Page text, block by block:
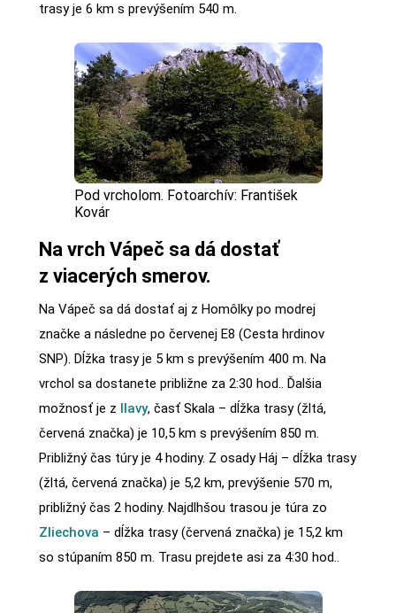
trasy je 6 km s prevýšením 540 m.
Pod vrcholom. Fotoarchív: František
Kovár
Na vrch Vápeč sa dá dostať
z viacerých smerov.
Na Vápeč sa dá dostať aj z Homôlky po modrej
značke a následne po červenej E8 (Cesta hrdinov
SNP). Dĺžka trasy je 5 km s prevýšením 400 m. Na
vrchol sa dostanete približne za 2:30 hod.. Ďalšia
možnosť je z Ilavy, časť Skala – dĺžka trasy (žltá,
červená značka) je 10,5 km s prevýšením 850 m.
Približný čas túry je 4 hodiny. Z osady Háj – dĺžka trasy
(žltá, červená značka) je 5,2 km, prevýšenie 570 m,
približný čas 2 hodiny. Najdlhšou trasou je túra zo
Zliechova – dĺžka trasy (červená značka) je 15,2 km
so stúpaním 850 m. Trasu prejdete asi za 4:30 hod..